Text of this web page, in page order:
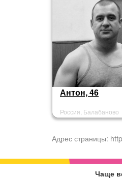
Антон, 46
Россия, Балабаново
Адрес страницы:
Чаще